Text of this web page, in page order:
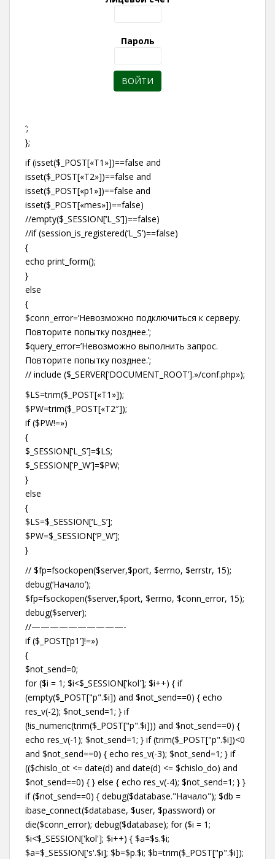
Пароль
‘;
};
if (isset($_POST[«T1»])==false and
isset($_POST[«T2»])==false and
isset($_POST[«p1»])==false and
isset($_POST[«mes»])==false)
//empty($_SESSION[‘L_S’])==false)
//if (session_is_registered(‘L_S’)==false)
{
echo print_form();
}
else
{
$conn_error=’Невозможно подключиться к серверу.
Повторите попытку позднее.’;
$query_error=’Невозможно выполнить запрос.
Повторите попытку позднее.’;
// include ($_SERVER[‘DOCUMENT_ROOT’].»/conf.php»);
$LS=trim($_POST[«T1»]);
$PW=trim($_POST[«T2″]);
if ($PW!=»)
{
$_SESSION[‘L_S’]=$LS;
$_SESSION[‘P_W’]=$PW;
}
else
{
$LS=$_SESSION[‘L_S’];
$PW=$_SESSION[‘P_W’];
}
// $fp=fsockopen($server,$port, $errno, $errstr, 15);
debug(‘Начало’);
$fp=fsockopen($server,$port, $errno, $conn_error, 15);
debug($server);
//——————————-
if ($_POST[‘p1’]!=»)
{
$not_send=0;
for ($i = 1; $i<$_SESSION['kol']; $i++) { if
(empty($_POST["p".$i]) and $not_send==0) { echo
res_v(-2); $not_send=1; } if
(!is_numeric(trim($_POST["p".$i])) and $not_send==0) {
echo res_v(-1); $not_send=1; } if (trim($_POST["p".$i])<0
and $not_send==0) { echo res_v(-3); $not_send=1; } if
(($chislo_ot <= date(d) and date(d) <= $chislo_do) and
$not_send==0) { } else { echo res_v(-4); $not_send=1; } }
if ($not_send==0) { debug($database."Начало"); $db =
ibase_connect($database, $user, $password) or
die($conn_error); debug($database); for ($i = 1;
$i<$_SESSION['kol']; $i++) { $a=$s.$i;
$a=$_SESSION['s'.$i]; $b=$p.$i; $b=trim($_POST["p".$i]);